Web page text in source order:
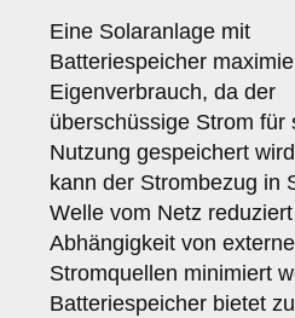
Eine Solaranlage mit
Batteriespeicher
Eigenverbrauch, da der
überschüssige Strom für
Nutzung gespeichert
kann der Strombezug in
Welle vom Netz
Abhängigkeit von
Stromquellen minimiert
Batteriespeicher bietet